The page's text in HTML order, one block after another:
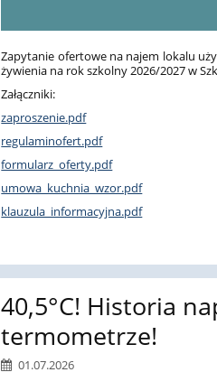
Zapytanie ofertowe na najem lokalu
żywienia na rok szkolny 2026/2027 w
Załączniki:
zaproszenie.pdf
regulaminofert.pdf
formularz_oferty.pdf
umowa_kuchnia_wzor.pdf
klauzula_informacyjna.pdf
40,5°C! Historia
termometrze!
01.07.2026